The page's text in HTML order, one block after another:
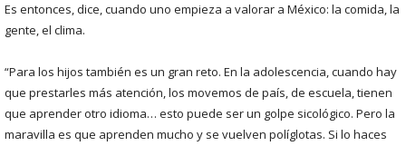
Es entonces, dice, cuando uno empieza a valorar a México: la comida, la
gente, el clima.
“Para los hijos también es un gran reto. En la adolescencia, cuando hay
que prestarles más atención, los movemos de país, de escuela, tienen
que aprender otro idioma… esto puede ser un golpe sicológico. Pero la
maravilla es que aprenden mucho y se vuelven políglotas. Si lo haces